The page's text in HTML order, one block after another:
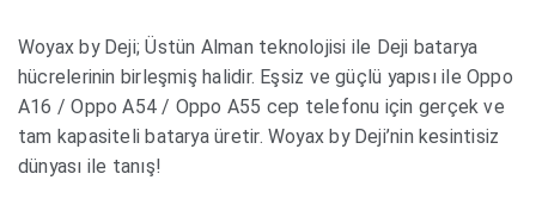
Woyax by Deji; Üstün Alman teknolojisi ile Deji batarya
hücrelerinin birleşmiş halidir. Eşsiz ve güçlü yapısı ile Oppo
A16 / Oppo A54 / Oppo A55 cep telefonu için gerçek ve
tam kapasiteli batarya üretir. Woyax by Deji’nin kesintisiz
dünyası ile tanış!